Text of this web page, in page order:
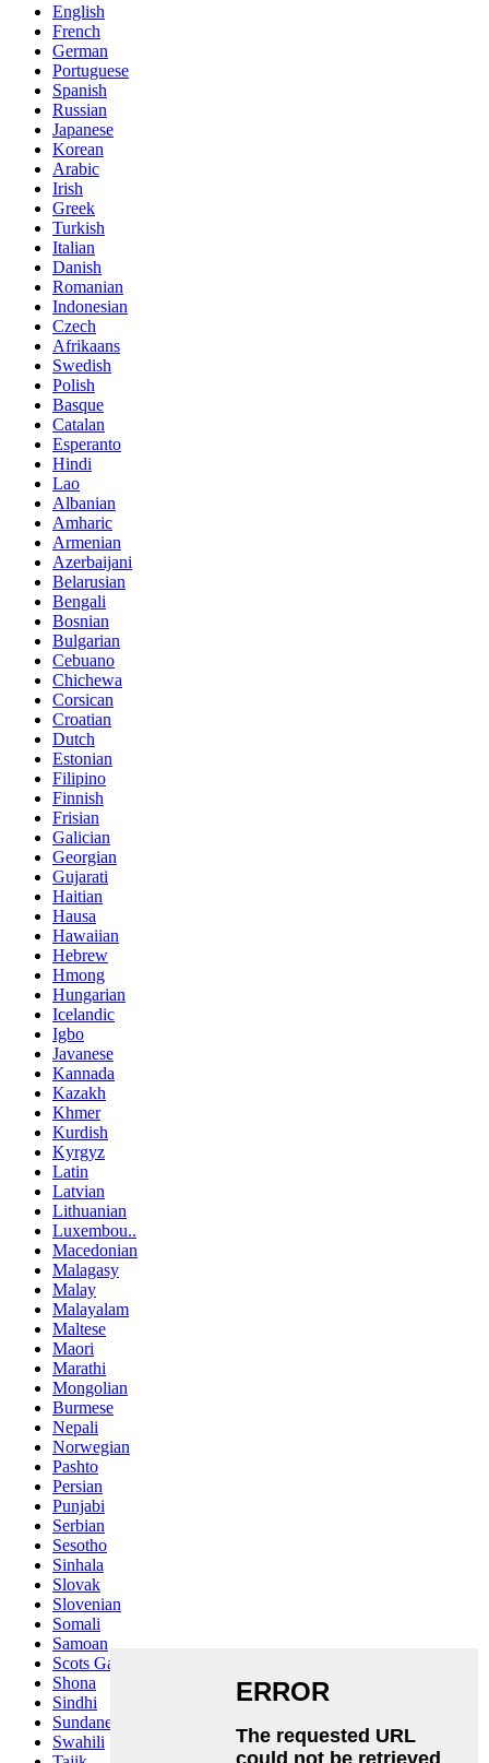
English
French
German
Portuguese
Spanish
Russian
Japanese
Korean
Arabic
Irish
Greek
Turkish
Italian
Danish
Romanian
Indonesian
Czech
Afrikaans
Swedish
Polish
Basque
Catalan
Esperanto
Hindi
Lao
Albanian
Amharic
Armenian
Azerbaijani
Belarusian
Bengali
Bosnian
Bulgarian
Cebuano
Chichewa
Corsican
Croatian
Dutch
Estonian
Filipino
Finnish
Frisian
Galician
Georgian
Gujarati
Haitian
Hausa
Hawaiian
Hebrew
Hmong
Hungarian
Icelandic
Igbo
Javanese
Kannada
Kazakh
Khmer
Kurdish
Kyrgyz
Latin
Latvian
Lithuanian
Luxembou..
Macedonian
Malagasy
Malay
Malayalam
Maltese
Maori
Marathi
Mongolian
Burmese
Nepali
Norwegian
Pashto
Persian
Punjabi
Serbian
Sesotho
Sinhala
Slovak
Slovenian
Somali
Samoan
Scots Gaelic
Shona
Sindhi
Sundanese
Swahili